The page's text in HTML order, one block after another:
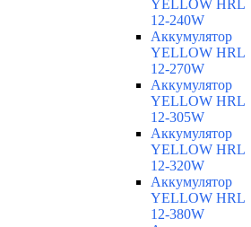
YELLOW HRL
12-240W
Аккумулятор
YELLOW HRL
12-270W
Аккумулятор
YELLOW HRL
12-305W
Аккумулятор
YELLOW HRL
12-320W
Аккумулятор
YELLOW HRL
12-380W